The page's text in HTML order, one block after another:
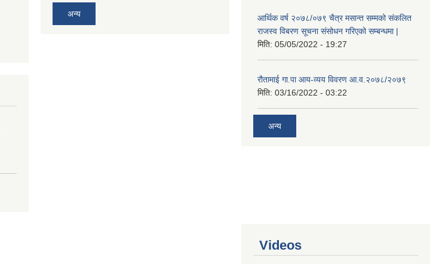
अन्य
आर्थिक वर्ष २०७८/०७९ चैत्र मसान्त सम्मको संकलित
राजस्व विबरण सूचना संसोधन गरिएको सम्बन्धमा |
मिति: 05/05/2022 - 19:27
रौतामाई गा.पा आय-व्यय विवरण आ.व.२०७८/२०७९
मिति: 03/16/2022 - 03:22
अन्य
Videos